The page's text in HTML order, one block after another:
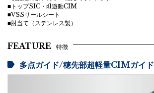
■トップSIC・♯1遊動CIM
■VSSリールシート
■肘当て（ステンレス製）
FEATURE 特徴
多点ガイド/穂先部超軽量CIMガイド